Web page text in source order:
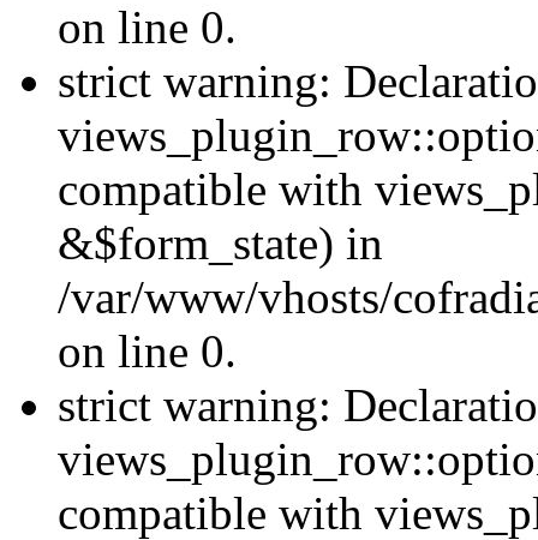
on line 0.
strict warning:
compatible with
&$form_state) in
/var/www/vhosts/
on line 0.
strict warning:
compatible with